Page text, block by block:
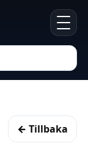
← Tillbaka